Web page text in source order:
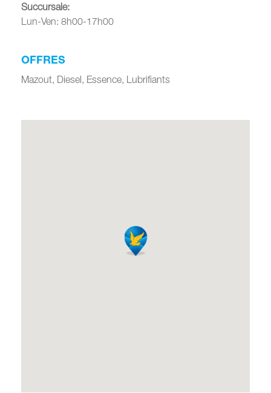
Succursale:
Lun-Ven: 8h00-17h00
OFFRES
Mazout, Diesel, Essence, Lubrifiants